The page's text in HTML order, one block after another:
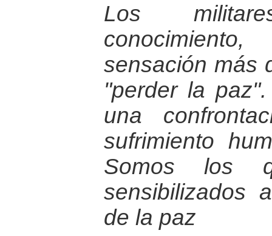
Los
sensación más
"perder la
una
sufrimiento
Somos los
sensibilizados
de la paz